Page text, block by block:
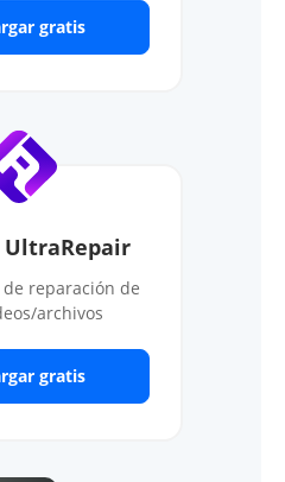
gratis
UltraRepair
reparación de
archivos
gratis